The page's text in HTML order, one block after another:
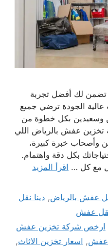
لك أفضل تجربة
الجودة ترضي جميع
وسعيدين بكل خطوة من
عفش بالرياض اللي
وأصحاب خبرة كبيرة،
بكل دقة واهتمام.
مع كل … اقرأ المزيد
عفش بالرياض, دينا نقل
عفش
ارخص شركة تخزين عفش
عفش, اسعار تخزين الاثاث,